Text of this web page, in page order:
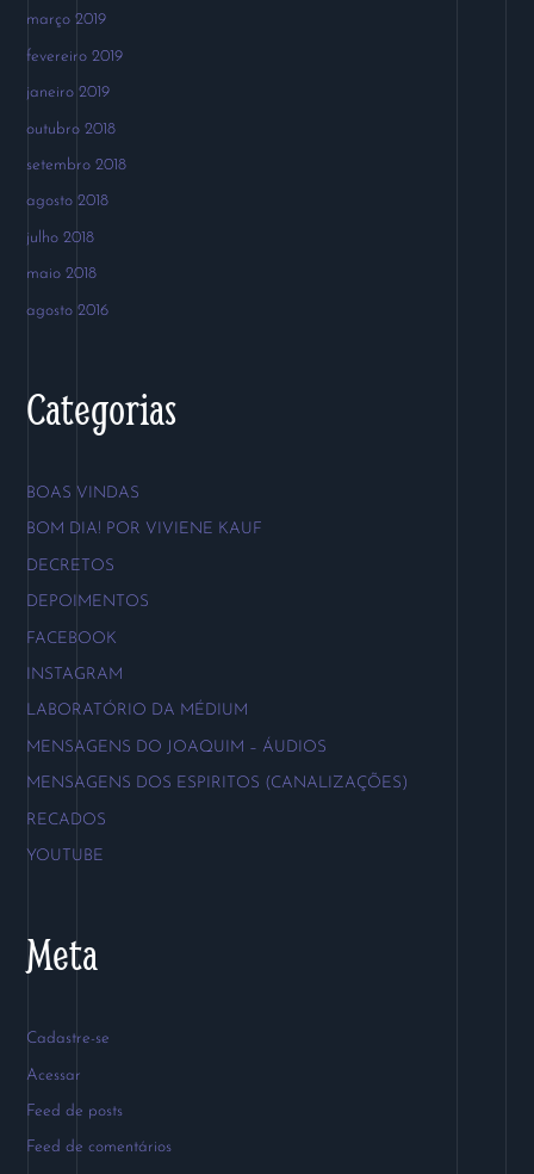
março 2019
fevereiro 2019
janeiro 2019
outubro 2018
setembro 2018
agosto 2018
julho 2018
maio 2018
agosto 2016
Categorias
BOAS VINDAS
BOM DIA! POR VIVIENE KAUF
DECRETOS
DEPOIMENTOS
FACEBOOK
INSTAGRAM
LABORATÓRIO DA MÉDIUM
MENSAGENS DO JOAQUIM – ÁUDIOS
MENSAGENS DOS ESPIRITOS (CANALIZAÇÕES)
RECADOS
YOUTUBE
Meta
Cadastre-se
Acessar
Feed de posts
Feed de comentários